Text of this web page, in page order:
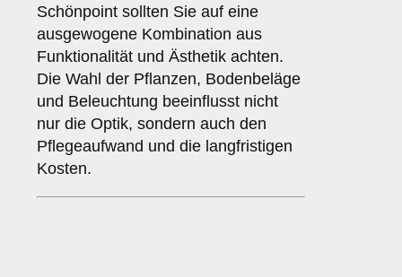
Schönpoint sollten Sie auf eine
ausgewogene Kombination aus
Funktionalität und Ästhetik achten.
Die Wahl der Pflanzen, Bodenbeläge
und Beleuchtung beeinflusst nicht
nur die Optik, sondern auch den
Pflegeaufwand und die langfristigen
Kosten.